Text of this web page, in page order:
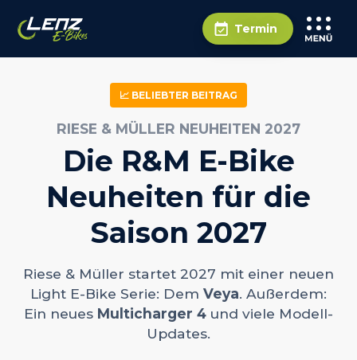
Termin
📈 BELIEBTER BEITRAG
RIESE & MÜLLER NEUHEITEN 2027
Die R&M E-Bike
Neuheiten für die
Saison 2027
Riese & Müller startet 2027 mit einer neuen
Light E-Bike Serie: Dem Veya. Außerdem:
Ein neues Multicharger 4 und viele Modell-
Updates.